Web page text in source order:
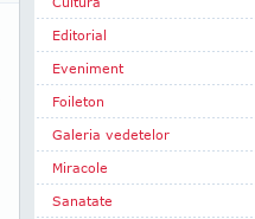
Editorial
Eveniment
Foileton
Galeria vedetelor
Miracole
Sanatate